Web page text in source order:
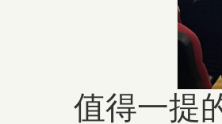
值得一提